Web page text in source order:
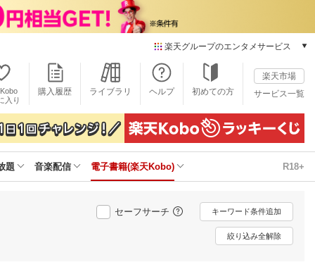
楽天グループのエンタメサービス
本/ゲーム/CD/DVD
楽天ブックス
電子書籍
楽天Kobo
雑誌読み放題
楽天ミュージック
動画配信
楽天TV
動画配信ガイド
入り
購入履歴 ライブラリ ヘルプ 初めての方
楽天市場
サービス一覧
題 音楽配信 電子書籍(楽天Kobo) R18+
セーフサーチ キーワード条件追加
絞り込み全解除